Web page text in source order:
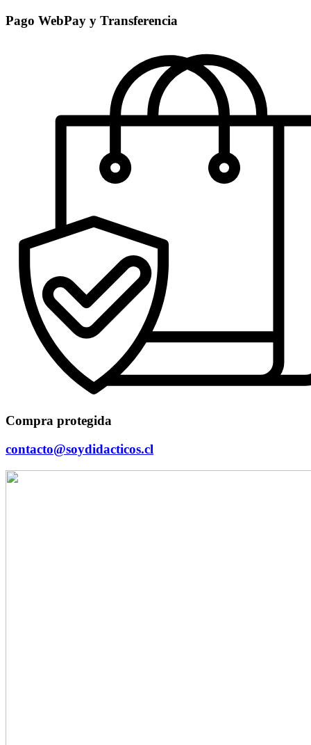
Pago WebPay y Transferencia
Compra protegida
contacto@soydidacticos.cl